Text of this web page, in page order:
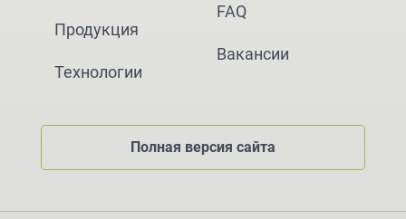
Продукция
Технологии
FAQ
Вакансии
Полная версия сайта